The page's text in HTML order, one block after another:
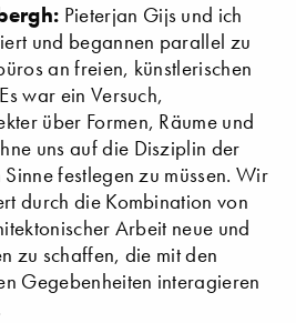
Pieterjan Gijs und ich
und begannen parallel zu
an freien, künstlerischen
war ein Versuch,
über Formen, Räume und
uns auf die Disziplin der
festlegen zu müssen. Wir
durch die Kombination von
Arbeit neue und
zu schaffen, die mit den
Gegebenheiten interagieren